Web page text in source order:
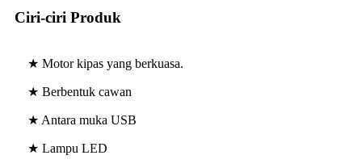
Ciri-ciri Produk
★ Motor kipas yang berkuasa.
★ Berbentuk cawan
★ Antara muka USB
★ Lampu LED